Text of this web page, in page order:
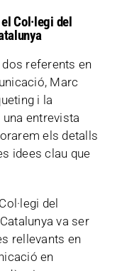
Col·legi del
referents en
Marc
i la
entrevista
els detalls
idees clau que
del
va ser
rellevants en
en